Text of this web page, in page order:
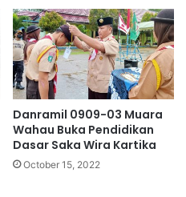
Danramil 0909-03 Muara
Wahau Buka Pendidikan
Dasar Saka Wira Kartika
October 15, 2022